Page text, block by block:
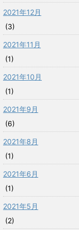
2021年12月
(3)
2021年11月
(1)
2021年10月
(1)
2021年9月
(6)
2021年8月
(1)
2021年6月
(1)
2021年5月
(2)